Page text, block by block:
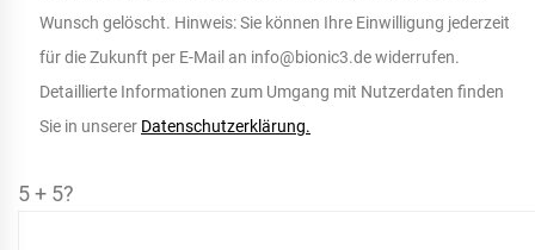
Wunsch gelöscht. Hinweis: Sie können Ihre Einwilligung jederzeit
für die Zukunft per E-Mail an info@bionic3.de widerrufen.
Detaillierte Informationen zum Umgang mit Nutzerdaten finden
Sie in unserer Datenschutzerklärung.
5 + 5?